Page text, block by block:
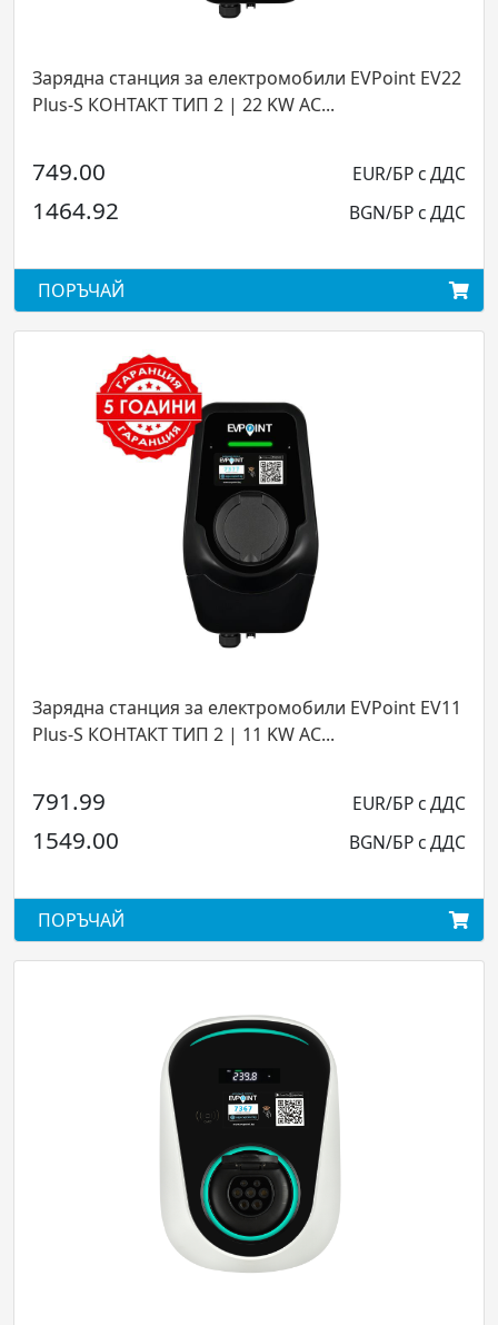
Зарядна станция за електромобили EVPoint EV22
Plus-S КОНТАКТ ТИП 2 | 22 KW AC...
749.00 EUR/БР с ДДС
1464.92 BGN/БР с ДДС
ПОРЪЧАЙ
Зарядна станция за електромобили EVPoint EV11
Plus-S КОНТАКТ ТИП 2 | 11 KW AC...
791.99 EUR/БР с ДДС
1549.00 BGN/БР с ДДС
ПОРЪЧАЙ